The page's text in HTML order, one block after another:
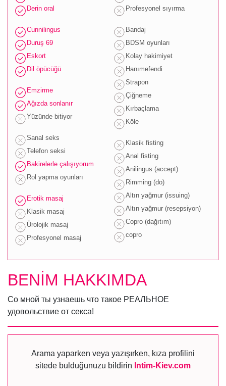
Derin oral
Cunnilingus
Duruş 69
Eskort
Dil öpücüğü
Emzirme
Ağızda sonlanır
Yüzünde bitiyor
Sanal seks
Telefon seksi
Bakirelerle çalışıyorum
Rol yapma oyunları
Erotik masaj
Klasik masaj
Ürolojik masaj
Profesyonel masaj
Profesyonel sıyırma
Bandaj
BDSM oyunları
Kolay hakimiyet
Hanımefendi
Strapon
Çiğneme
Kırbaçlama
Köle
Klasik fisting
Anal fisting
Anilingus (accept)
Rimming (do)
Altın yağmur (issuing)
Altın yağmur (resepsiyon)
Copro (dağıtım)
copro
BENİM HAKKIMDA
Со мной ты узнаешь что такое РЕАЛЬНОЕ
удовольствие от секса!
Arama yaparken veya yazışırken, kıza profilini
sitede bulduğunuzu bildirin Intim-Kiev.com